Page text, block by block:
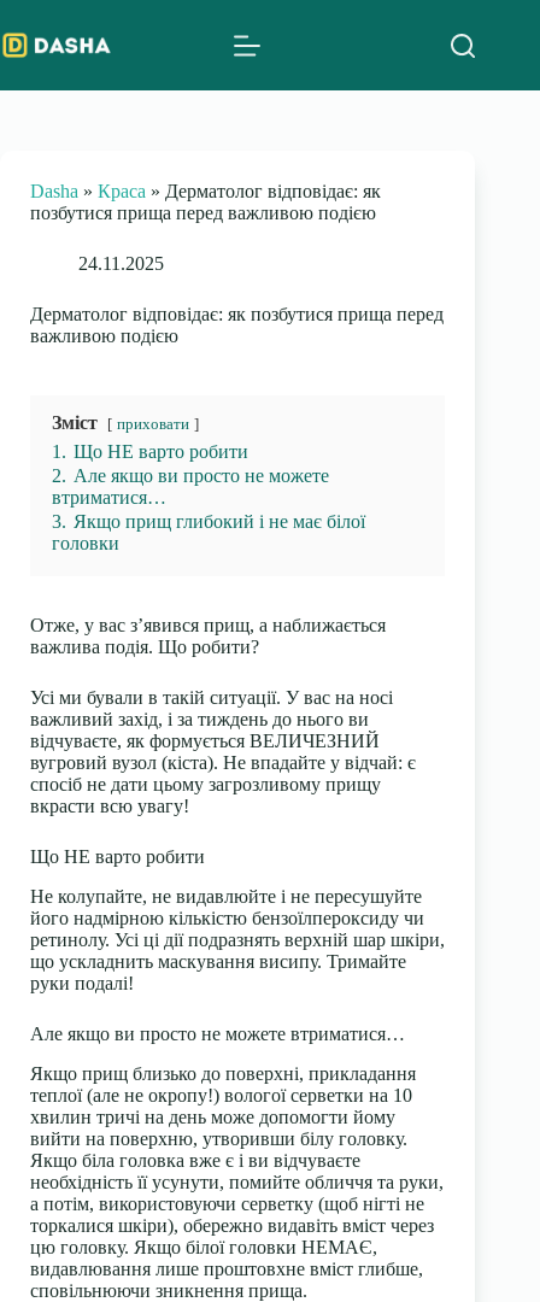
to
content
Dasha » Краса » Дерматолог відповідає: як
позбутися прища перед важливою подією
24.11.2025
Дерматолог відповідає: як позбутися прища перед
важливою подією
Зміст приховати
1. Що НЕ варто робити
2. Але якщо ви просто не можете
втриматися…
3. Якщо прищ глибокий і не має білої
головки
Отже, у вас з’явився прищ, а наближається
важлива подія. Що робити?
Усі ми бували в такій ситуації. У вас на носі
важливий захід, і за тиждень до нього ви
відчуваєте, як формується ВЕЛИЧЕЗНИЙ
вугровий вузол (кіста). Не впадайте у відчай: є
спосіб не дати цьому загрозливому прищу
вкрасти всю увагу!
Що НЕ варто робити
Не колупайте, не видавлюйте і не пересушуйте
його надмірною кількістю бензоїлпероксиду чи
ретинолу. Усі ці дії подразнять верхній шар шкіри,
що ускладнить маскування висипу. Тримайте
руки подалі!
Але якщо ви просто не можете втриматися…
Якщо прищ близько до поверхні, прикладання
теплої (але не окропу!) вологої серветки на 10
хвилин тричі на день може допомогти йому
вийти на поверхню, утворивши білу головку.
Якщо біла головка вже є і ви відчуваєте
необхідність її усунути, помийте обличчя та руки,
а потім, використовуючи серветку (щоб нігті не
торкалися шкіри), обережно видавіть вміст через
цю головку. Якщо білої головки НЕМАЄ,
видавлювання лише проштовхне вміст глибше,
сповільнюючи зникнення прища.